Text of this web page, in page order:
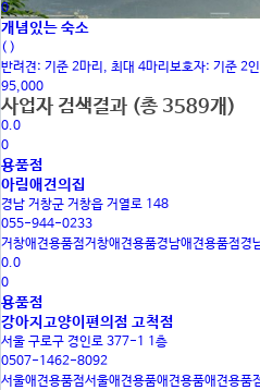
0
개념있는 숙소
( )
반려견: 기준 2마리, 최대 4마리보호자: 기준 2
95,000
사업자 검색결과 (총 3589개)
0.0
0
용품점
아림애견의집
경남 거창군 거창읍 거열로 148
055-944-0233
거창애견용품점거창애견용품경남애견용품점경
0.0
0
용품점
강아지고양이편의점 고척점
서울 구로구 경인로 377-1 1층
0507-1462-8092
서울애견용품점서울애견용품애견용품애견용품